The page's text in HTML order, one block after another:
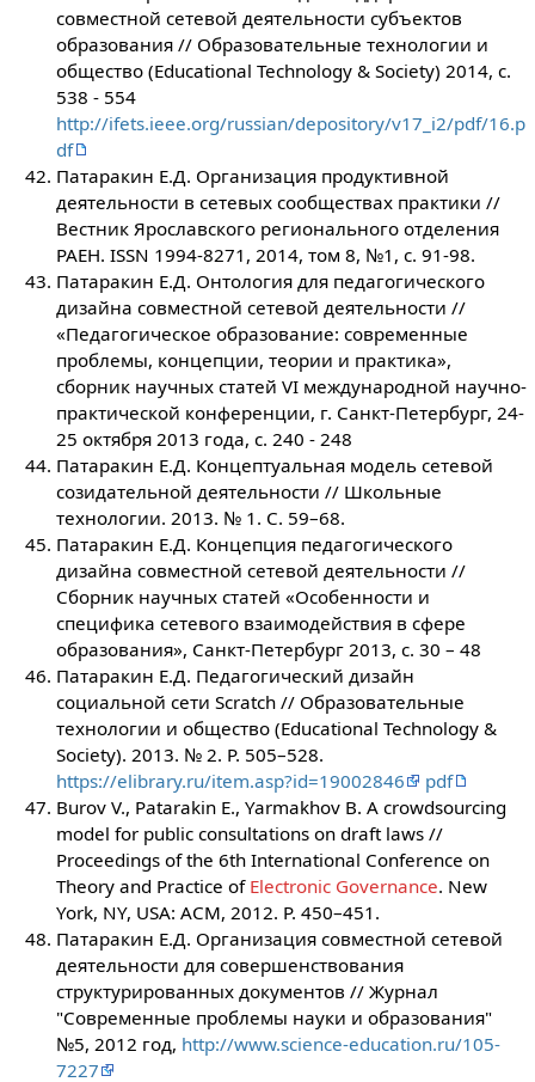
совместной сетевой деятельности субъектов
образования // Образовательные технологии и
общество (Educational Technology & Society) 2014, c.
538 - 554
http://ifets.ieee.org/russian/depository/v17_i2/pdf/16.p
df
Патаракин Е.Д. Организация продуктивной
деятельности в сетевых сообществах практики //
Вестник Ярославского регионального отделения
РАЕН. ISSN 1994-8271, 2014, том 8, №1, с. 91-98.
Патаракин Е.Д. Онтология для педагогического
дизайна совместной сетевой деятельности //
«Педагогическое образование: современные
проблемы, концепции, теории и практика»,
сборник научных статей VI международной научно-
практической конференции, г. Санкт-Петербург, 24-
25 октября 2013 года, с. 240 - 248
Патаракин Е.Д. Концептуальная модель сетевой
созидательной деятельности // Школьные
технологии. 2013. № 1. С. 59–68.
Патаракин Е.Д. Концепция педагогического
дизайна совместной сетевой деятельности //
Сборник научных статей «Особенности и
специфика сетевого взаимодействия в сфере
образования», Санкт-Петербург 2013, с. 30 – 48
Патаракин Е.Д. Педагогический дизайн
социальной сети Scratch // Образовательные
технологии и общество (Educational Technology &
Society). 2013. № 2. P. 505–528.
https://elibrary.ru/item.asp?id=19002846
pdf
Burov V., Patarakin E., Yarmakhov B. A crowdsourcing
model for public consultations on draft laws //
Proceedings of the 6th International Conference on
Theory and Practice of Electronic Governance. New
York, NY, USA: ACM, 2012. P. 450–451.
Патаракин Е.Д. Организация совместной сетевой
деятельности для совершенствования
структурированных документов // Журнал
"Современные проблемы науки и образования"
№5, 2012 год, http://www.science-education.ru/105-
7227